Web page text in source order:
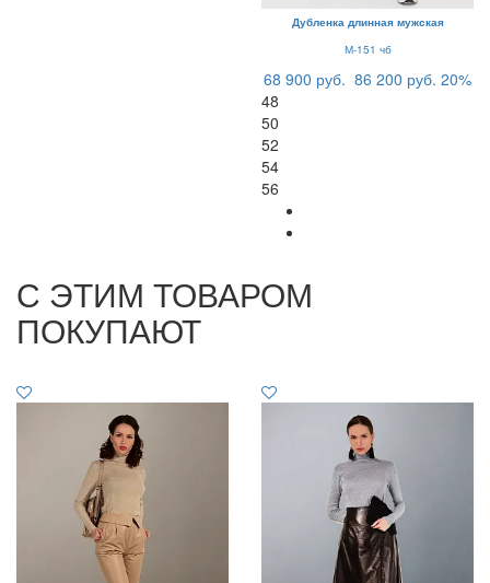
Дубленка длинная мужская
М-151 чб
68 900 руб. 86 200 руб. 20%
48
50
52
54
56
С ЭТИМ ТОВАРОМ
ПОКУПАЮТ